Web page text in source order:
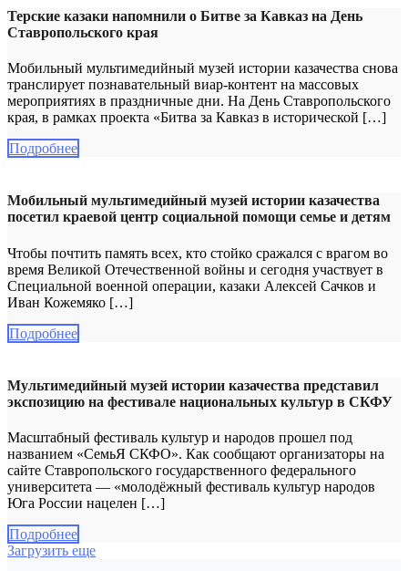
Терские казаки напомнили о Битве за Кавказ на День
Ставропольского края
Мобильный мультимедийный музей истории казачества снова
транслирует познавательный виар-контент на массовых
мероприятиях в праздничные дни. На День Ставропольского
края, в рамках проекта «Битва за Кавказ в исторической […]
Подробнее
Мобильный мультимедийный музей истории казачества
посетил краевой центр социальной помощи семье и детям
Чтобы почтить память всех, кто стойко сражался с врагом во
время Великой Отечественной войны и сегодня участвует в
Специальной военной операции, казаки Алексей Сачков и
Иван Кожемяко […]
Подробнее
Мультимедийный музей истории казачества представил
экспозицию на фестивале национальных культур в СКФУ
Масштабный фестиваль культур и народов прошел под
названием «СемьЯ СКФО». Как сообщают организаторы на
сайте Ставропольского государственного федерального
университета — «молодёжный фестиваль культур народов
Юга России нацелен […]
Подробнее
Загрузить еще